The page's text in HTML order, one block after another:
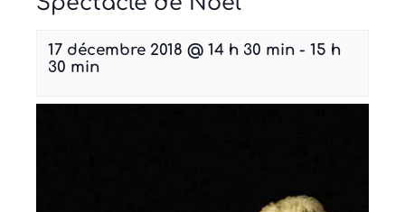
17 décembre 2018 @ 14 h 30 min - 15 h
30 min